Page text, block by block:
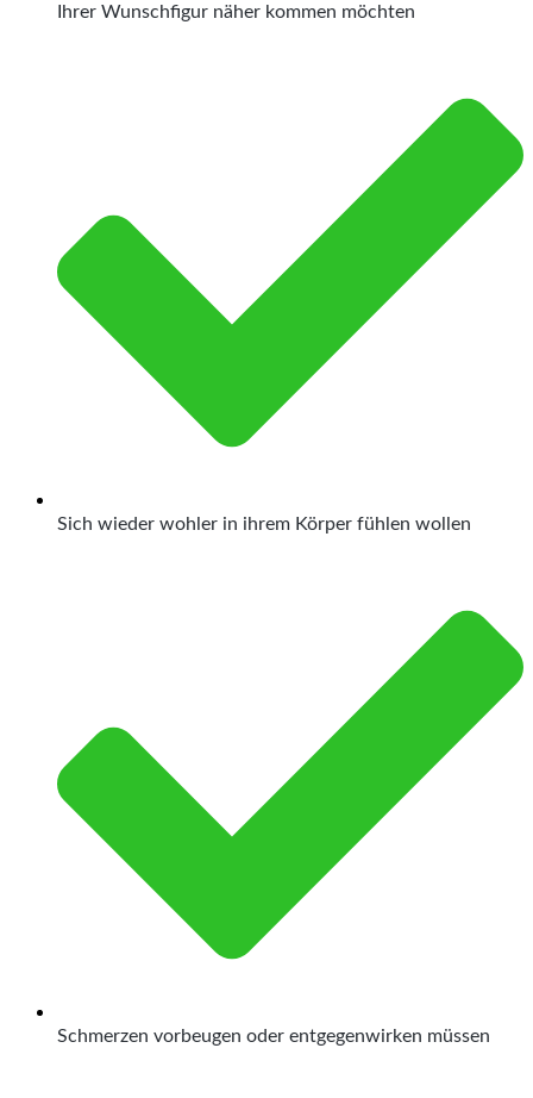
Ihrer Wunschfigur näher kommen möchten
Sich wieder wohler in ihrem Körper fühlen wollen
Schmerzen vorbeugen oder entgegenwirken müssen